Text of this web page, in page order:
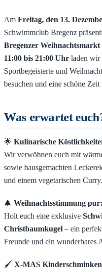
Am Freitag, den 13.
Schwimmclub Bregenz
Bregenzer
11:00 bis 21:00 Uhr laden wir
Sportbegeisterte und
besuchen und eine schöne
Was erwartet
🌟 Kulinarische
Wir verwöhnen euch mit
sowie hausgemachten
und einem vegetarischen Curry.
🎄 Weihnachtsstimmung pur:
Holt euch eine exklusive
Christbaumkugel – ein
Freunde und ein wunderbares
🖌️ X-MAS